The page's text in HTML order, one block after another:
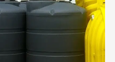
من
الخارج
شامل